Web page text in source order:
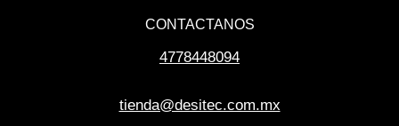
CONTACTANOS
4778448094
tienda@desitec.com.mx